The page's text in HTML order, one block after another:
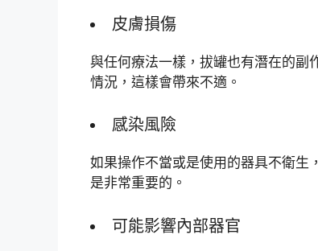
皮膚損傷
與任何療法一樣，拔罐也有潛在的副
情況，這樣會帶來不適。
感染風險
如果操作不當或是使用的器具不衛生
是非常重要的。
可能影響內部器官